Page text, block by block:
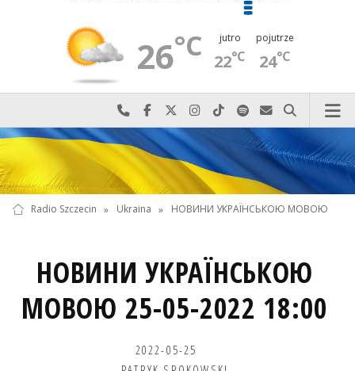
26°C jutro
22°C
pojutrze
24°C
Najlepiej po prostu do nas zadzwoń
Odwiedź nas na Facebook-u
Odwiedź nas na X
Odwiedź nas na Instagram-ie
Odwiedź nas na TikTok-u
Szukaj nas na Spotify
Wyślij do nas
Szukaj
Radio Szczecin » Ukraina » НОВИНИ УКРАЇНСЬКОЮ МОВОЮ
НОВИНИ УКРАЇНСЬКОЮ
МОВОЮ 25-05-2022 18:00
2022-05-25